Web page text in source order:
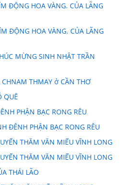
ĐỘNG HOA VÀNG. CỦA LÃNG
ĐỘNG HOA VÀNG. CỦA LÃNG
MỪNG SINH NHẬT TRẦN
CHNAM THMAY ở CẦN THƠ
QUÊ
PHẬN BẠC RONG RÊU
ĐÊNH PHẬN BẠC RONG RÊU
THĂM VĂN MIẾU VĨNH LONG
THĂM VĂN MIẾU VĨNH LONG
THÁI LÃO